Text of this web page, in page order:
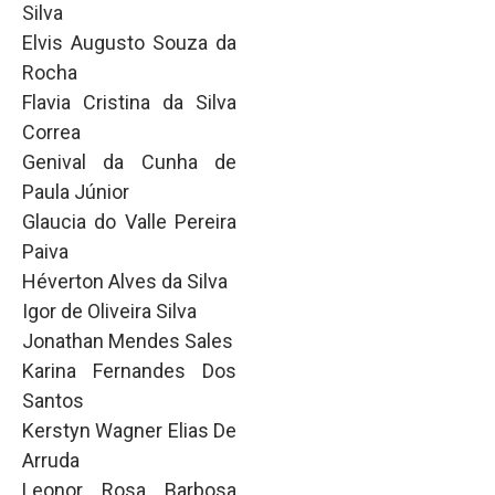
Silva
Elvis Augusto Souza da
Rocha
Flavia Cristina da Silva
Correa
Genival da Cunha de
Paula Júnior
Glaucia do Valle Pereira
Paiva
Héverton Alves da Silva
Igor de Oliveira Silva
Jonathan Mendes Sales
Karina Fernandes Dos
Santos
Kerstyn Wagner Elias De
Arruda
Leonor Rosa Barbosa